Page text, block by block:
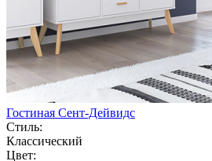
Гостиная Сент-Дейвидс
Стиль:
Классический
Цвет: